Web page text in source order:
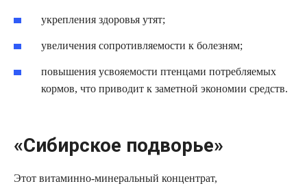
укрепления здоровья утят;
увеличения сопротивляемости к болезням;
повышения усвояемости птенцами потребляемых
кормов, что приводит к заметной экономии средств.
«Сибирское подворье»
Этот витаминно-минеральный концентрат,